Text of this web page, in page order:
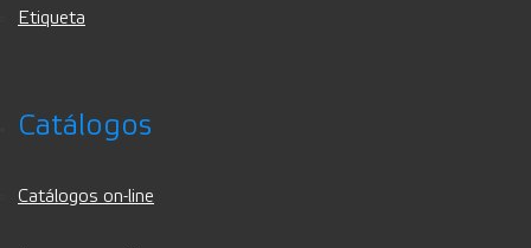
Etiqueta
Catálogos
Catálogos on-line